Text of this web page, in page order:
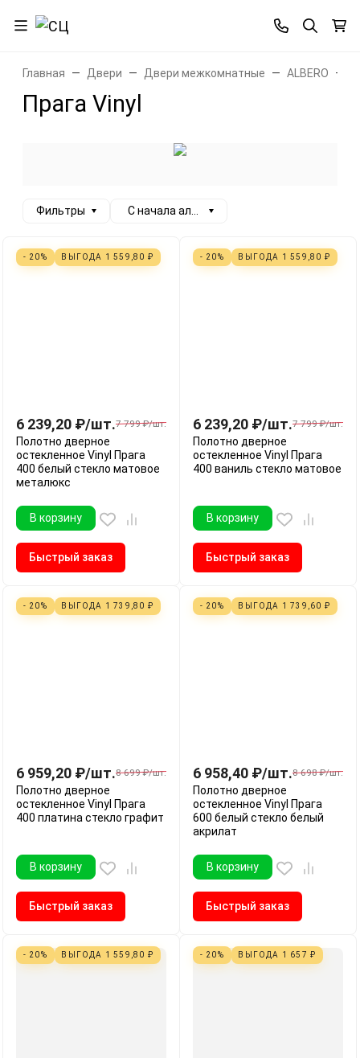
Главная Двери Двери межкомнатные ALBERO
Прага Vinyl
Фильтры С начала алфавита
- 20% ВЫГОДА 1 559,80 ₽
6 239,20 ₽/шт.7 799 ₽/шт.
Полотно дверное
остекленное Vinyl Прага
400 белый стекло матовое
металюкс
В корзину
Быстрый заказ
- 20% ВЫГОДА 1 559,80 ₽
6 239,20 ₽/шт.7 799 ₽/шт.
Полотно дверное
остекленное Vinyl Прага
400 ваниль стекло матовое
В корзину
Быстрый заказ
- 20% ВЫГОДА 1 739,80 ₽
6 959,20 ₽/шт.8 699 ₽/шт.
Полотно дверное
остекленное Vinyl Прага
400 платина стекло графит
В корзину
Быстрый заказ
- 20% ВЫГОДА 1 739,60 ₽
6 958,40 ₽/шт.8 698 ₽/шт.
Полотно дверное
остекленное Vinyl Прага
600 белый стекло белый
акрилат
В корзину
Быстрый заказ
- 20% ВЫГОДА 1 559,80 ₽ - 20% ВЫГОДА 1 657 ₽